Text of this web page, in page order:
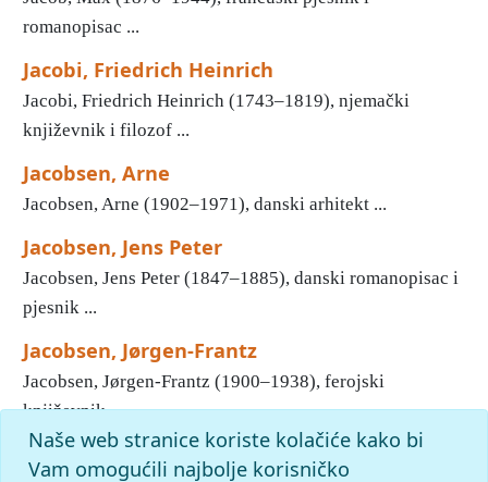
romanopisac ...
Jacobi, Friedrich Heinrich
Jacobi, Friedrich Heinrich (1743–1819), njemački
književnik i filozof ...
Jacobsen, Arne
Jacobsen, Arne (1902–1971), danski arhitekt ...
Jacobsen, Jens Peter
Jacobsen, Jens Peter (1847–1885), danski romanopisac i
pjesnik ...
Jacobsen, Jørgen-Frantz
Jacobsen, Jørgen-Frantz (1900–1938), ferojski
književnik ...
1 2 3 4 5 6 7 8 9 10 » Kraj
Naše web stranice koriste kolačiće kako bi
Vam omogućili najbolje korisničko